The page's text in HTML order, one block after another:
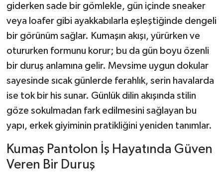
giderken sade bir gömlekle, gün içinde sneaker
veya loafer gibi ayakkabılarla eşleştiğinde dengeli
bir görünüm sağlar. Kumaşın akışı, yürürken ve
otururken formunu korur; bu da gün boyu özenli
bir duruş anlamına gelir. Mevsime uygun dokular
sayesinde sıcak günlerde ferahlık, serin havalarda
ise tok bir his sunar. Günlük dilin akışında stilin
göze sokulmadan fark edilmesini sağlayan bu
yapı, erkek giyiminin pratikliğini yeniden tanımlar.
Kumaş Pantolon İş Hayatında Güven
Veren Bir Duruş